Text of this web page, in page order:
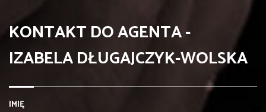
KONTAKT DO AGENTA -
IZABELA DŁUGAJCZYK-WOLSKA
IMIĘ